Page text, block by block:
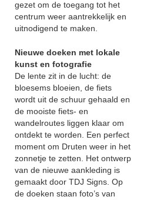
gezet om de toegang tot het
centrum weer aantrekkelijk en
uitnodigend te maken.
Nieuwe doeken met lokale
kunst en fotografie
De lente zit in de lucht: de
bloesems bloeien, de fiets
wordt uit de schuur gehaald en
de mooiste fiets- en
wandelroutes liggen klaar om
ontdekt te worden. Een perfect
moment om Druten weer in het
zonnetje te zetten. Het ontwerp
van de nieuwe aankleding is
gemaakt door TDJ Signs. Op
de doeken staan foto’s van